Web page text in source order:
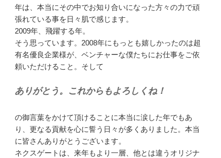
年は、本当にその中でお知り合いになった方々の力で頑
張れている事を日々肌で感じます。
2009年、飛躍する年。
そう思っています。2008年にもっとも嬉しかったのは超
有名優良企業様が、ベンチャーな僕たちにお仕事をご依
頼いただけること。そして
ありがとう。これからもよろしくね！
の御言葉をかけて頂けることに本当に涙した年でもあ
り、更なる貢献を心に誓う日々が多くありました。本当
に皆さんありがとうございます。
ネクスゲートは、来年もより一層、他とは違うオリジナ